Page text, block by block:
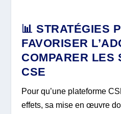
📊 STRATÉGIES
FAVORISER
COMPARER LES
CSE
Pour qu’une plateforme
effets, sa mise en œuvre